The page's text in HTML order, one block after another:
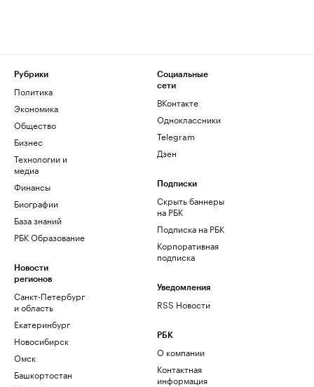
Рубрики
Политика
Экономика
Общество
Бизнес
Технологии и
медиа
Финансы
Биографии
База знаний
РБК Образование
Новости
регионов
Санкт-Петербург
и область
Екатеринбург
Новосибирск
Омск
Башкортостан
Социальные
сети
ВКонтакте
Одноклассники
Telegram
Дзен
Подписки
Скрыть баннеры
на РБК
Подписка на РБК
Корпоративная
подписка
Уведомления
RSS Новости
РБК
О компании
Контактная
информация